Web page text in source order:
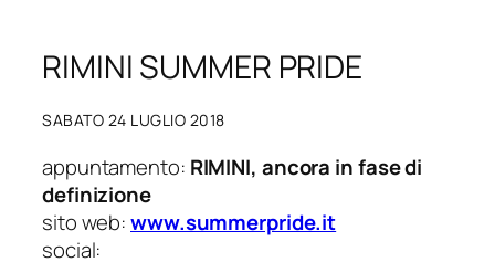
RIMINI SUMMER PRIDE
SABATO 24 LUGLIO 2018
appuntamento: RIMINI, ancora in fase di
definizione
sito web:www.summerpride.it
social: